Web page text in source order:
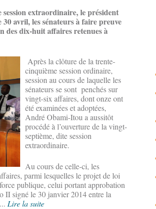
extraordinaire, le président
avril, les sénateurs à faire preuve
des dix-huit affaires retenues à
Après la clôture de la trente-
cinquième session ordinaire,
session au cours de laquelle les
sénateurs se sont penchés sur
vingt-six affaires, dont onze ont
été examinées et adoptées,
André Obami-Itou a aussitôt
procédé à l’ouverture de la vingt-
septième, dite session
extraordinaire.
Au cours de celle-ci, les
parmi lesquelles le projet de loi
publique, celui portant approbation
II signé le 30 janvier 2014 entre la
Lire la suite